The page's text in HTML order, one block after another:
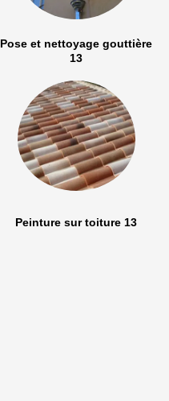
Pose et nettoyage gouttière
13
Peinture sur toiture 13